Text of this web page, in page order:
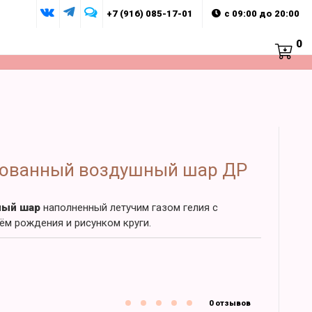
+7 (916) 085-17-01 с 09:00 до 20:00
0
воздушный шар ДР
шар наполненный летучим газом гелия с
рождения и рисунком круги.
0 отзывов